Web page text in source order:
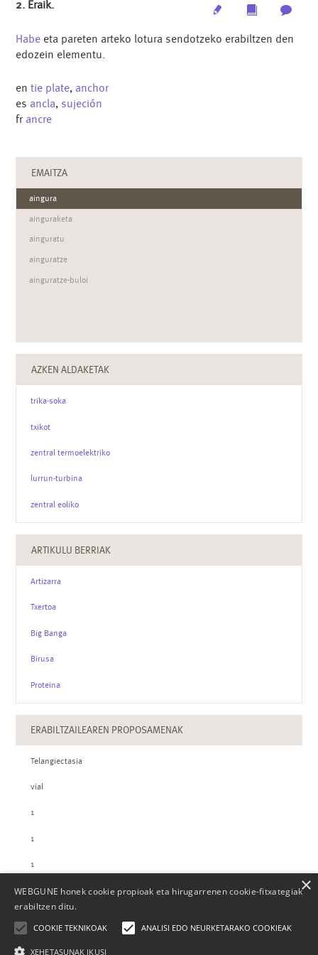
Multimedia
2. Eraik.
Habe eta pareten arteko lotura sendotzeko erabiltzen den
edozein elementu.
entie plate, anchor
es ancla, sujeción
fr ancre
EMAITZA
aingura
ainguraketa
ainguratu
ainguratze
ainguratze-buloi
AZKEN ALDAKETAK
trika-soka
txikot
zentral termoelektriko
lurrun-turbina
zentral eoliko
ARTIKULU BERRIAK
Artizarra
Txertoa
Big Banga
Birusa
Proteina
ERABILTZAILEAREN PROPOSAMENAK
Telangiectasia
vial
1
1
1
ZTH-REN KOPURUAK
WEBGUNE honek cookie propioak eta hirugarrenen cookie-fitxategiak
erabiltzen ditu.
COOKIE TEKNIKOAK ANALISI EDO NEURKETARAKO COOKIEAK
XEHETASUNAK IKUSI
×